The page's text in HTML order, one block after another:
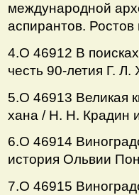
международной
аспирантов. Ростов
4.О 46912 В
честь 90-летия Г.
5.О 46913 Великая
хана / Н. Н. Крадин
6.О 46914
история Ольвии
7.О 46915